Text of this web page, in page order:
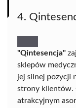
4.
"Qintesencja"
sklepów
jej silnej pozycji
strony klientów.
atrakcyjnym